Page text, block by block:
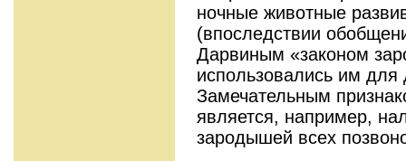
ночные животные
(впоследствии
Дарвиным «законом
использовались им для
Замечательным
является, например,
зародышей всех